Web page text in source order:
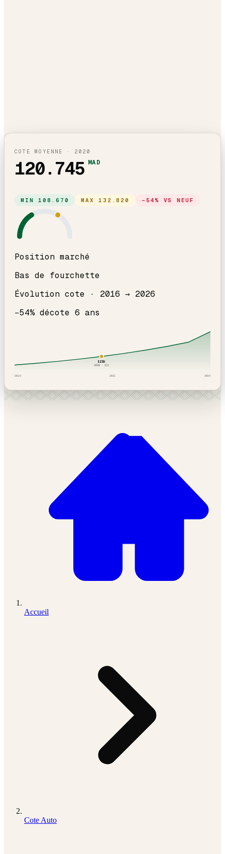
COTE MOYENNE · 2020
120.745 MAD
MIN108.670 MAX132.820 − 54% VS NEUF
Position marché
Bas de fourchette
Évolution cote · 2016 → 2026
−54% décote 6 ans
121k
2020 · ICI
2016 2021 2026
Accueil
Cote Auto